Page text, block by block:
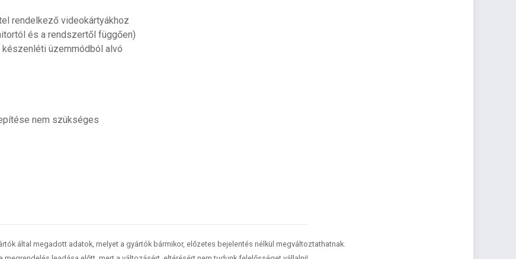
rendelkező videokártyákhoz
és a rendszertől függően)
üzemmódból alvó
nem szükséges
által megadott adatok, melyet a gyártók bármikor, előzetes bejelentés nélkül megváltoztathatnak.